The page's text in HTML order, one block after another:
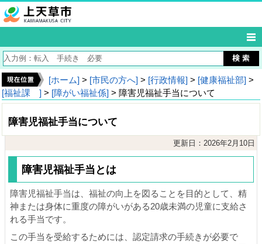
[ホーム] > [市民の方へ] > [行政情報] > [健康福祉部] >
[福祉課 ] > [障がい福祉係] > 障害児福祉手当について
障害児福祉手当について
更新日：2026年2月10日
障害児福祉手当とは
障害児福祉手当は、福祉の向上を図ることを目的として、精
神または身体に重度の障がいがある20歳未満の児童に支給さ
れる手当です。
この手当を受給するためには、認定請求の手続きが必要で